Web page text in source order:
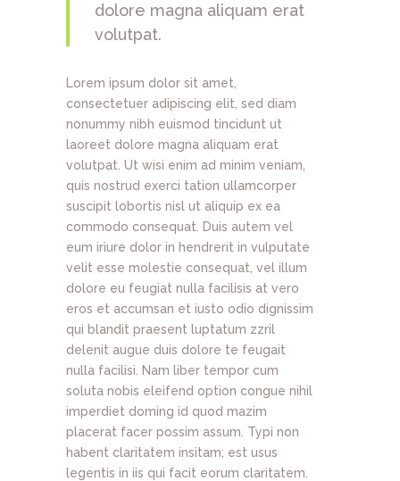
dolore magna aliquam erat
volutpat.
Lorem ipsum dolor sit amet,
consectetuer adipiscing elit, sed diam
nonummy nibh euismod tincidunt ut
laoreet dolore magna aliquam erat
volutpat. Ut wisi enim ad minim veniam,
quis nostrud exerci tation ullamcorper
suscipit lobortis nisl ut aliquip ex ea
commodo consequat. Duis autem vel
eum iriure dolor in hendrerit in vulputate
velit esse molestie consequat, vel illum
dolore eu feugiat nulla facilisis at vero
eros et accumsan et iusto odio dignissim
qui blandit praesent luptatum zzril
delenit augue duis dolore te feugait
nulla facilisi. Nam liber tempor cum
soluta nobis eleifend option congue nihil
imperdiet doming id quod mazim
placerat facer possim assum. Typi non
habent claritatem insitam; est usus
legentis in iis qui facit eorum claritatem.